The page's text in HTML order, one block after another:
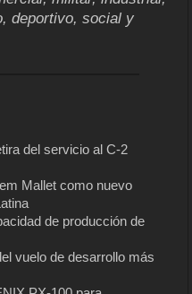
deportivo, social y
del servicio al C-2
Mallet como nuevo
de producción de
vuelo de desarrollo más